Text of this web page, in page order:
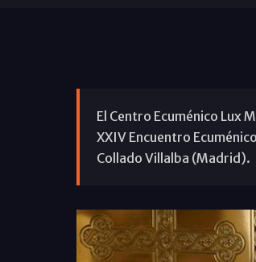
El Centro Ecuménico Lux
XXIV Encuentro
Collado Villalba (Madrid).